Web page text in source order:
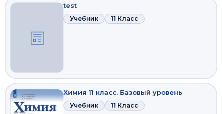
test
Учебник 11 Класс
Химия 11 класс. Базовый уровень
Учебник 11 Класс